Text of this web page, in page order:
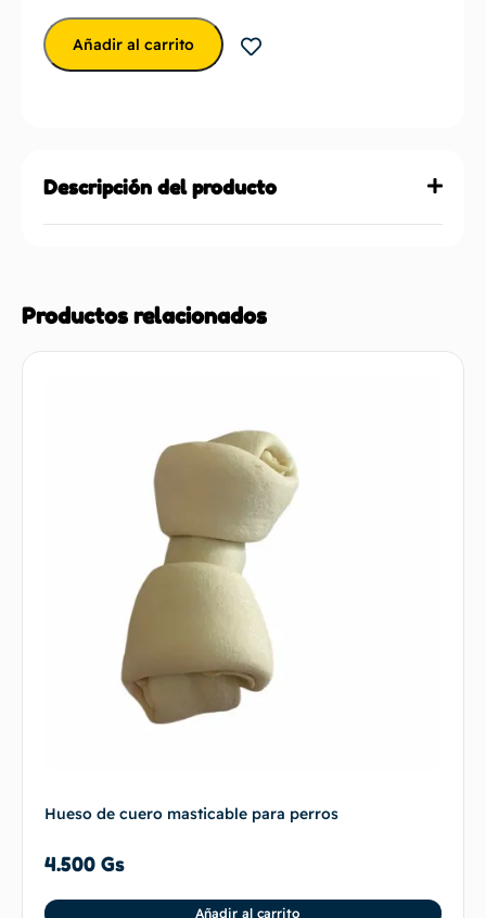
Añadir al carrito
Descripción del producto
Productos relacionados
Hueso de cuero masticable para perros
4.500 Gs
Añadir al carrito